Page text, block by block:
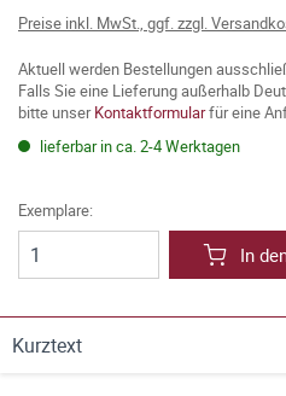
Preise inkl. MwSt., ggf. zzgl.
Aktuell werden Bestellungen
Falls Sie eine Lieferung außerhalb
bitte unserKontaktformularfür eine
lieferbar in ca. 2-4 Werktagen
Exemplare:
In
Kurztext